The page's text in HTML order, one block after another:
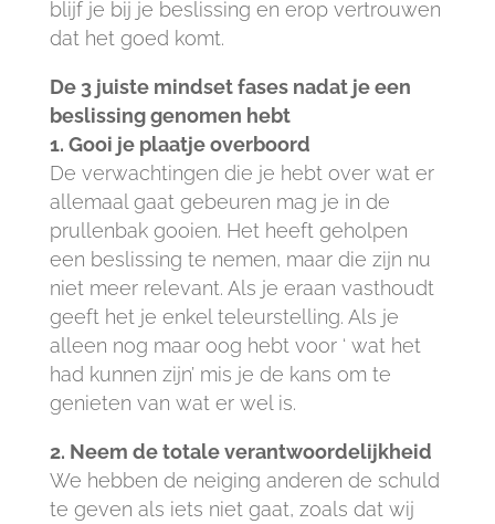
blijf je bij je beslissing en erop vertrouwen
dat het goed komt.
De 3 juiste mindset fases nadat je een
beslissing genomen hebt
1. Gooi je plaatje overboord
De verwachtingen die je hebt over wat er
allemaal gaat gebeuren mag je in de
prullenbak gooien. Het heeft geholpen
een beslissing te nemen, maar die zijn nu
niet meer relevant. Als je eraan vasthoudt
geeft het je enkel teleurstelling. Als je
alleen nog maar oog hebt voor ‘ wat het
had kunnen zijn’ mis je de kans om te
genieten van wat er wel is.
2. Neem de totale verantwoordelijkheid
We hebben de neiging anderen de schuld
te geven als iets niet gaat, zoals dat wij